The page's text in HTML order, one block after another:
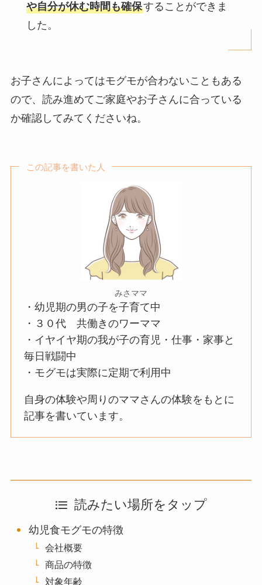
や自分が休む時間も確保することができま
した。
お子さんによってはモグモが合わないこともある
ので、読み進めてご家庭やお子さんに合っている
か確認してみてくださいね。
この記事を書いた人
みさママ
・幼児期の男の子を子育て中
・３０代 共働きのワーママ
・イヤイヤ期の我が子の育児・仕事・家事と
毎日戦闘中
・モグモは実際に定期で利用中
自身の体験や周りのママさんの体験をもとに
記事を書いています。
読みたい場所をタップ
幼児食モグモの特徴
会社概要
商品の特徴
対象年齢